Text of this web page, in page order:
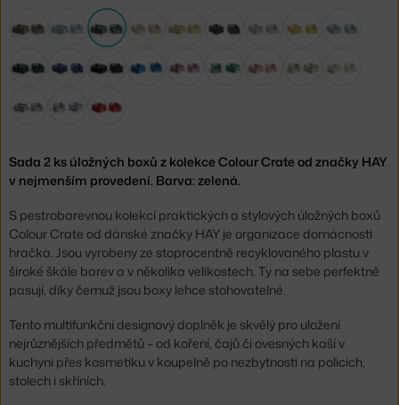
Sada 2 ks úložných boxů z kolekce Colour Crate od značky HAY
v nejmenším provedení. Barva: zelená.
S pestrobarevnou kolekcí praktických a stylových úložných boxů
Colour Crate od dánské značky HAY je organizace domácnosti
hračka. Jsou vyrobeny ze stoprocentně recyklovaného plastu v
široké škále barev a v několika velikostech. Ty na sebe perfektně
pasují, díky čemuž jsou boxy lehce stohovatelné.
Tento multifunkční designový doplněk je skvělý pro uložení
nejrůznějších předmětů – od koření, čajů či ovesných kaší v
kuchyni přes kosmetiku v koupelně po nezbytnosti na policích,
stolech i skříních.